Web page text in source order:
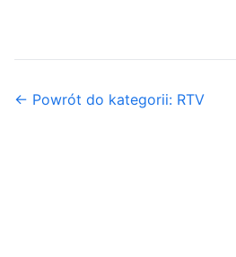
← Powrót do kategorii: RTV